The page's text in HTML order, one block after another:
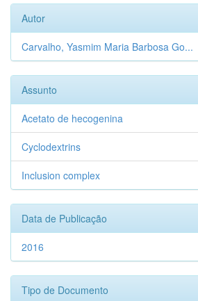
Autor
Carvalho, Yasmim Maria Barbosa Go...
Assunto
Acetato de hecogenina
Cyclodextrins
Inclusion complex
Data de Publicação
2016
Tipo de Documento